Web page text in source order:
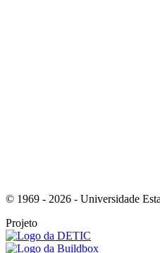
© 1969 - 2026 - Universidade
Projeto